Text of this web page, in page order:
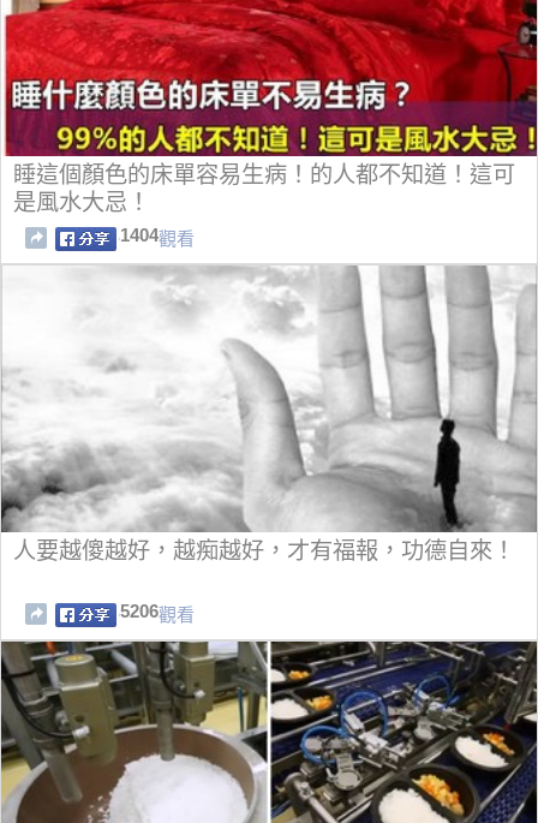
睡這個顏色的床單容易生病！的人都不知道！這可
是風水大忌！
1404觀看
人要越傻越好，越痴越好，才有福報，功德自來！
5206觀看